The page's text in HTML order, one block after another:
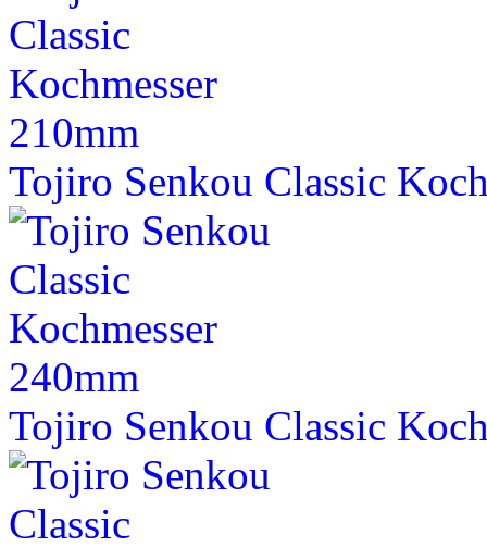
Tojiro Senkou Classic
Tojiro Senkou Classic